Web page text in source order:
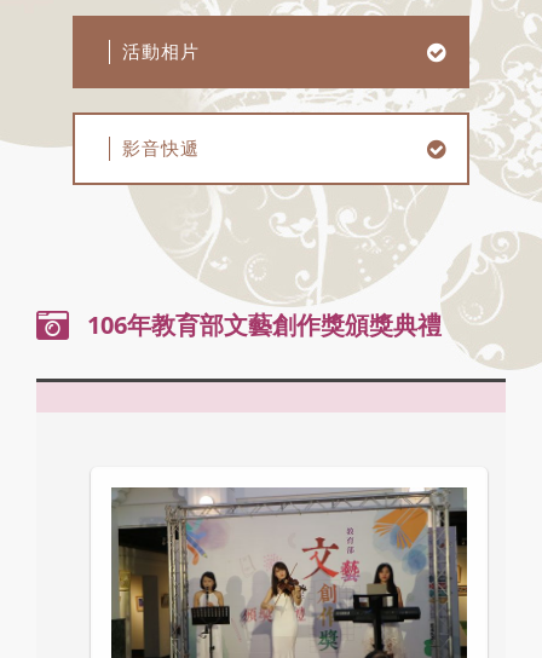
活動相片
影音快遞
106年教育部文藝創作獎頒獎典禮